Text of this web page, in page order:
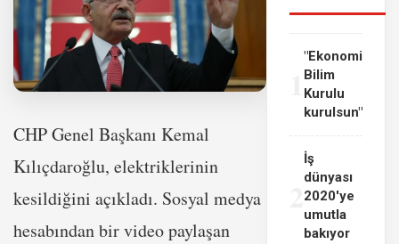
CHP Genel Başkanı Kemal
Kılıçdaroğlu, elektriklerinin
kesildiğini açıkladı. Sosyal medya
hesabından bir video paylaşan
"Ekonomi
Bilim
Kurulu
kurulsun"
İş
dünyası
2020'ye
umutla
bakıyor